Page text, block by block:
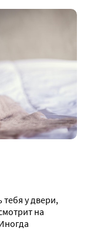
тебя у двери,
на